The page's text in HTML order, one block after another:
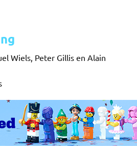
Wiels, Peter Gillis en Alain